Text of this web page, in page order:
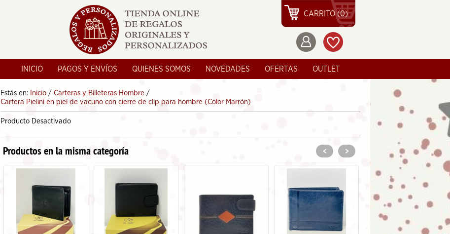
CARRITO (0)
INICIO PAGOS Y ENVÍOS QUIENES SOMOS NOVEDADES OFERTAS OUTLET
Estás en: Inicio / Carteras y Billeteras Hombre /
Cartera Pielini en piel de vacuno con cierre de clip para hombre (Color Marrón)
Producto Desactivado
Productos en la misma categoría < >